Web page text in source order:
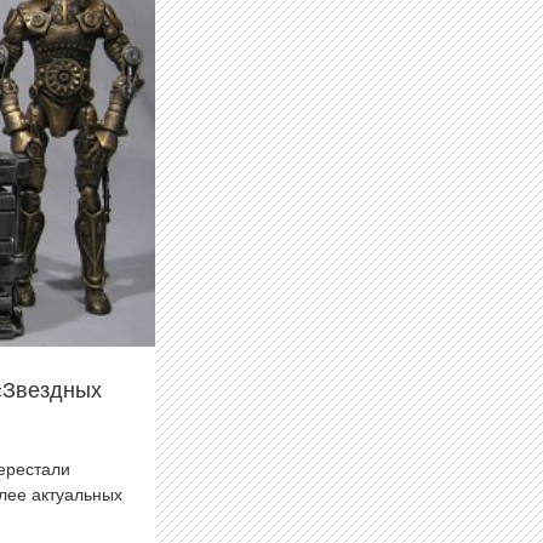
актуальных